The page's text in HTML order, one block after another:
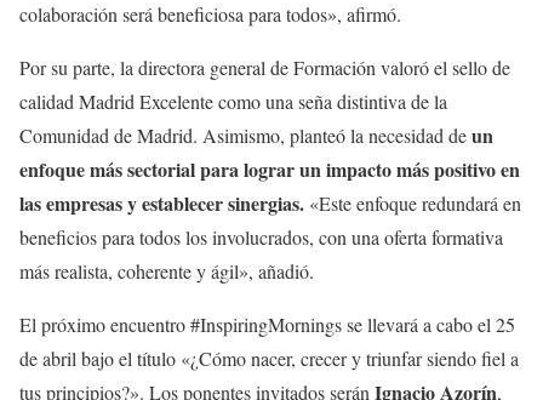
colaboración será beneficiosa para todos», afirmó.
Por su parte, la directora general de Formación valoró el sello de
calidad Madrid Excelente como una seña distintiva de la
Comunidad de Madrid. Asimismo, planteó la necesidad deun
enfoque más sectorial para lograr un impacto más positivo en
las empresas y establecer sinergias. «Este enfoque redundará en
beneficios para todos los involucrados, con una oferta formativa
más realista, coherente y ágil», añadió.
El próximo encuentro #InspiringMornings se llevará a cabo el 25
de abril bajo el título «¿Cómo nacer, crecer y triunfar siendo fiel a
tus principios?». Los ponentes invitados serán Ignacio Azorín,